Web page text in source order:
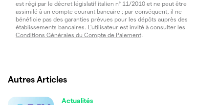
est régi par le décret législatif italien n° 11/2010 et ne peut être
assimilé à un compte courant bancaire ; par conséquent, il ne
bénéficie pas des garanties prévues pour les dépôts auprès des
établissements bancaires. L'utilisateur est invité à consulter les
Conditions Générales du Compte de Paiement.
Autres Articles
Actualités